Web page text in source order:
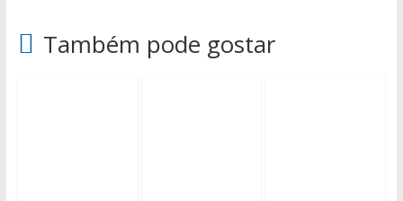
Também pode gostar